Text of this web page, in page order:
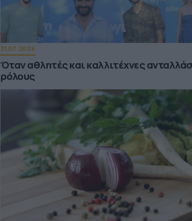
31.07.2026
Όταν αθλητές και καλλιτέχνες
ρόλους